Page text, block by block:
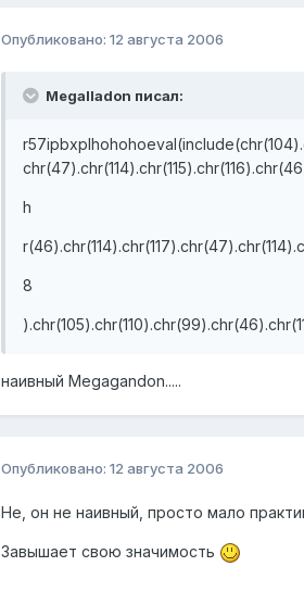
Опубликовано: 12 августа 2006
Megalladon писал:
h
8
наивный Megagandon.....
Опубликовано: 12 августа 2006
Не, он не наивный, просто мало
Завышает свою значимость